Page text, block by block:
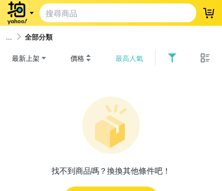
登
全部分類
最新上架 價格 最高人氣
找不到商品嗎？換換其他條件吧！